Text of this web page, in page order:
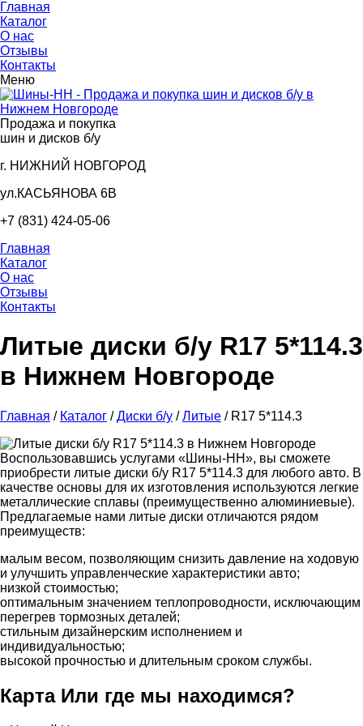
Главная
Каталог
О нас
Отзывы
Контакты
Меню
Продажа и покупка
шин и дисков б/у
г. НИЖНИЙ НОВГОРОД
ул.КАСЬЯНОВА 6В
+7 (831) 424-05-06
Главная
Каталог
О нас
Отзывы
Контакты
Литые диски б/у R17 5*114.3
в Нижнем Новгороде
Главная / Каталог /Диски б/у /Литые / R17 5*114.3
Воспользовавшись услугами «Шины-НН», вы сможете
приобрести литые диски б/у R17 5*114.3 для любого авто. В
качестве основы для их изготовления используются легкие
металлические сплавы (преимущественно алюминиевые).
Предлагаемые нами литые диски отличаются рядом
преимуществ:
малым весом, позволяющим снизить давление на ходовую
и улучшить управленческие характеристики авто;
низкой стоимостью;
оптимальным значением теплопроводности, исключающим
перегрев тормозных деталей;
стильным дизайнерским исполнением и
индивидуальностью;
высокой прочностью и длительным сроком службы.
Карта Или где мы находимся?